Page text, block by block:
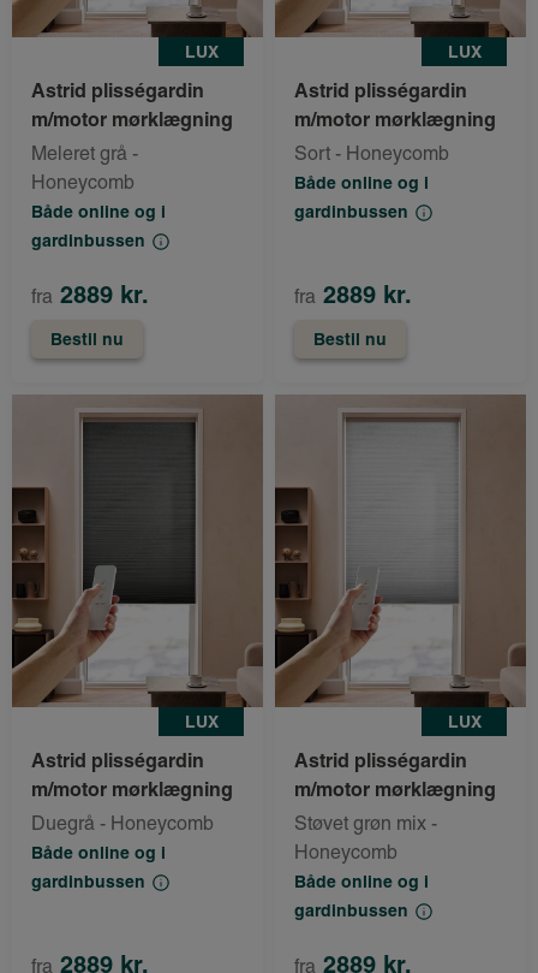
LUX
Astrid plisségardin
m/motor mørklægning
Meleret grå -
Honeycomb
Både online og i
gardinbussen
fra 2889 kr.
Bestil nu
LUX
Astrid plisségardin
m/motor mørklægning
Sort - Honeycomb
Både online og i
gardinbussen
fra 2889 kr.
Bestil nu
LUX
Astrid plisségardin
m/motor mørklægning
Duegrå - Honeycomb
Både online og i
gardinbussen
fra 2889 kr.
LUX
Astrid plisségardin
m/motor mørklægning
Støvet grøn mix -
Honeycomb
Både online og i
gardinbussen
fra 2889 kr.